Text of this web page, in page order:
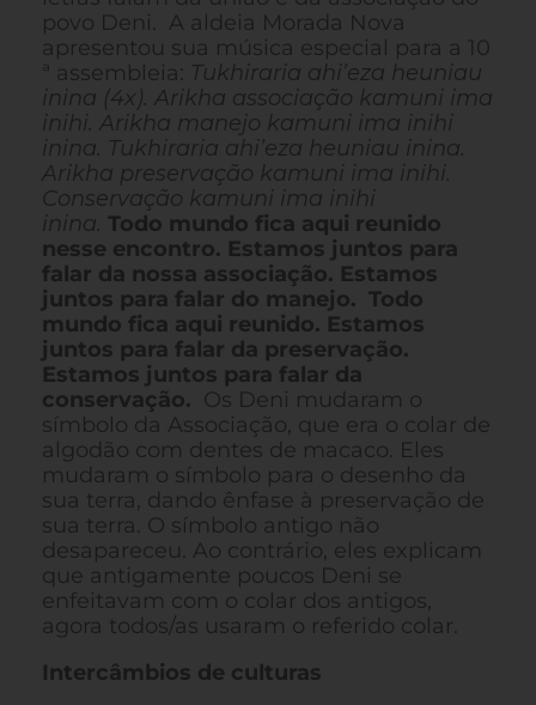
povo Deni. A aldeia Morada Nova
apresentou sua música especial para a 10
ª assembleia: Tukhiraria ahi’eza heuniau
inina (4x). Arikha associação kamuni ima
inihi. Arikha manejo kamuni ima inihi
inina. Tukhiraria ahi’eza heuniau inina.
Arikha preservação kamuni ima inihi.
Conservação kamuni ima inihi
inina. Todo mundo fica aqui reunido
nesse encontro. Estamos juntos para
falar da nossa associação. Estamos
juntos para falar do manejo. Todo
mundo fica aqui reunido. Estamos
juntos para falar da preservação.
Estamos juntos para falar da
conservação. Os Deni mudaram o
símbolo da Associação, que era o colar de
algodão com dentes de macaco. Eles
mudaram o símbolo para o desenho da
sua terra, dando ênfase à preservação de
sua terra. O símbolo antigo não
desapareceu. Ao contrário, eles explicam
que antigamente poucos Deni se
enfeitavam com o colar dos antigos,
agora todos/as usaram o referido colar.
Intercâmbios de culturas